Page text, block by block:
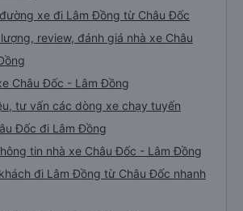
xe đi Lâm Đồng từ Châu Đốc
review, đánh giá nhà xe Châu
Châu Đốc - Lâm Đồng
tư vấn các dòng xe chạy tuyến
Đốc đi Lâm Đồng
tin nhà xe Châu Đốc - Lâm Đồng
đi Lâm Đồng từ Châu Đốc nhanh